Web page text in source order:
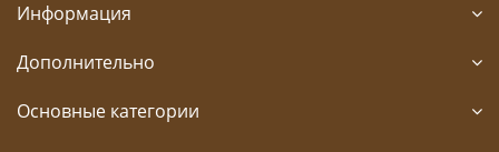
Информация
Дополнительно
Основные категории